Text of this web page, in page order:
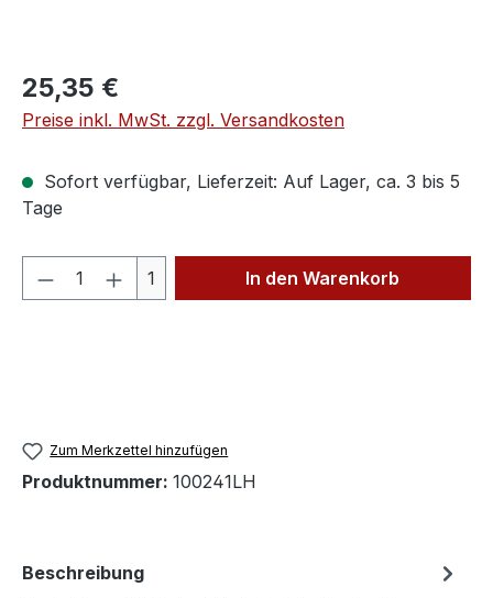
Regulärer Preis:
25,35 €
Preise inkl. MwSt. zzgl. Versandkosten
Sofort verfügbar, Lieferzeit: Auf Lager, ca. 3 bis 5
Tage
Produkt Anzahl: Gib den
1 In den Warenkorb
Zum Merkzettel hinzufügen
Produktnummer: 100241LH
Beschreibung